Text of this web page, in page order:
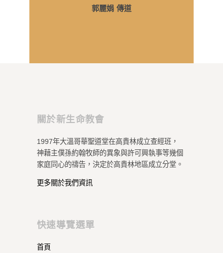
郭麗娟 傳道
關於新生命教會
1997年大溫哥華聖道堂在高貴林成立查經班，
神藉主僕孫約翰牧師的異象與許可興執事等幾個
家庭同心的禱告，決定於高貴林地區成立分堂。
更多關於我們資訊
快速導覽選單
首頁